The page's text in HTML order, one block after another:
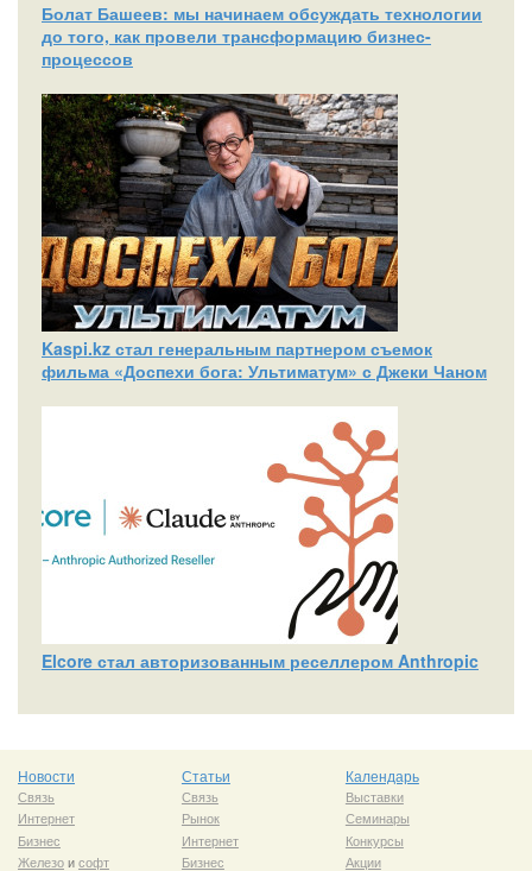
Болат Башеев: мы начинаем обсуждать технологии
до того, как провели трансформацию бизнес-
процессов
Kaspi.kz стал генеральным партнером съемок
фильма «Доспехи бога: Ультиматум» с Джеки Чаном
Elcore стал авторизованным реселлером Anthropic
Новости
Связь
Интернет
Бизнес
Железоисофт
Статьи
Связь
Рынок
Интернет
Бизнес
Календарь
Выставки
Семинары
Конкурсы
Акции